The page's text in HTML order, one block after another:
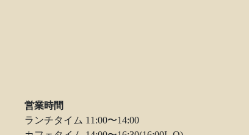
営業時間
ランチタイム 11:00〜14:00